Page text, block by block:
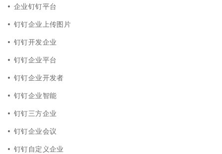
企业钉钉平台
钉钉企业上传图片
钉钉开发企业
钉钉企业平台
钉钉企业开发者
钉钉企业智能
钉钉三方企业
钉钉企业会议
钉钉自定义企业